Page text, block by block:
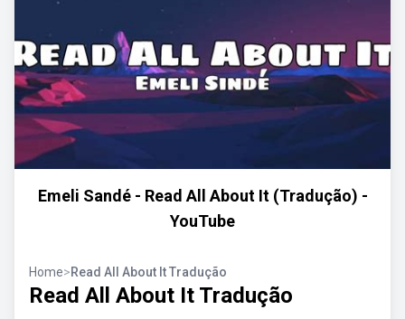
Emeli Sandé - Read All About It (Tradução) -
YouTube
Home>Read All About It Tradução
Read All About It Tradução